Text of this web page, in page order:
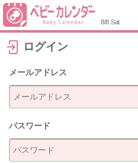
8/8 Sat
ログイン
メールアドレス
パスワード